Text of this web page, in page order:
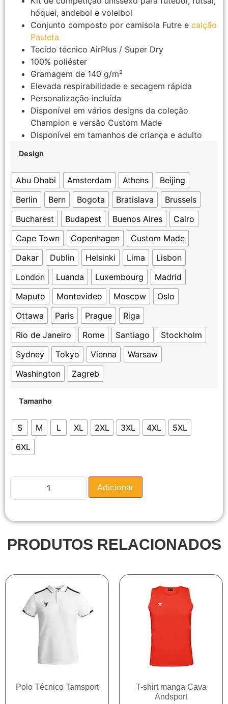
hóquei, andebol e voleibol
Conjunto composto por camisola Futre e calção
Pauleta
Tecido técnico AirPlus / Super Dry
100% poliéster
Gramagem de 140 g/m²
Elevada respirabilidade e secagem rápida
Personalização incluída
Disponível em vários designs da coleção
Champion e versão Custom Made
Disponível em tamanhos de criança e adulto
Design
Abu Dhabi Amsterdam Athens
Beijing
Berlin
Bern Bogota Bratislava
Brussels
Bucharest
Budapest Buenos Aires
Cairo
Cape Town
Copenhagen
Custom Made
Dakar
Dublin Helsinki Lima
Lisbon
London
Luanda Luxembourg
Madrid
Maputo
Montevideo Moscow
Oslo
Ottawa
Paris Prague
Riga
Rio de Janeiro
Rome Santiago
Stockholm
Sydney
Tokyo Vienna
Warsaw
Washington
Zagreb
Tamanho
S M L XL 2XL 3XL 4XL
5XL
6XL
Adicionar
PRODUTOS RELACIONADOS
Polo Técnico Tamsport
T-shirt manga Cava
Andsport